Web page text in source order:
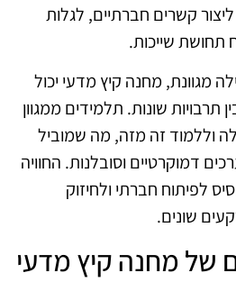
קשרים חברתיים, לגלות
תחושת שייכות.
מגוונת, מחנה קיץ מדעי יכול
תרבויות שונות. תלמידים ממגוון
וללמוד זה מזה, מה שמוביל
דמוקרטיים וסובלנות. החוויה
לפיתוח חברתי ולחיזוק
שונים.
של מחנה קיץ מדעי